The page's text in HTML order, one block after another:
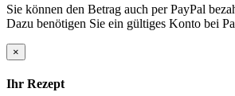
Sie können den Betrag auch per PayPal
Dazu benötigen Sie ein gültiges Konto bei
×
Ihr Rezept